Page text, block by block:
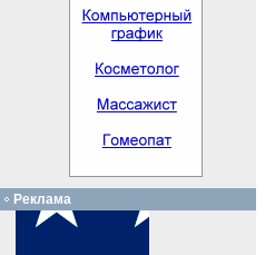
Реклама